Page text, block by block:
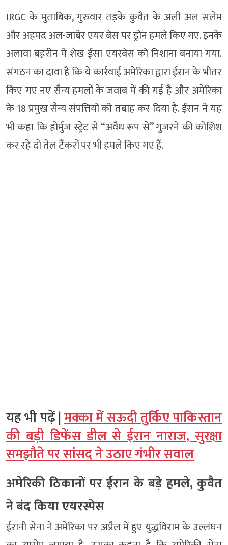
IRGC के मुताबिक, गुरुवार तड़के कुवैत के अली अल सलेम
और अहमद अल-जाबेर एयर बेस पर ड्रोन हमले किए गए. इनके
अलावा बहरीन में शेख ईसा एयरबेस को निशाना बनाया गया.
संगठन का दावा है कि ये कार्रवाई अमेरिका द्वारा ईरान के भीतर
किए गए नए सैन्य हमलों के जवाब में की गई है और अमेरिका
के 18 प्रमुख सैन्य संपत्तियों को तबाह कर दिया है. ईरान ने यह
भी कहा कि होर्मुज स्ट्रेट से “अवैध रूप से” गुजरने की कोशिश
कर रहे दो तेल टैंकरों पर भी हमले किए गए हैं.
यह भी पढ़ें |मक्का में सऊदी तुर्किए पाकिस्तान
की बड़ी डिफेंस डील से ईरान नाराज, सुरक्षा
समझौते पर सांसद ने उठाए गंभीर सवाल
अमेरिकी ठिकानों पर ईरान के बड़े हमले, कुवैत
ने बंद किया एयरस्पेस
ईरानी सेना ने अमेरिका पर अप्रैल में हुए युद्धविराम के उल्लंघन